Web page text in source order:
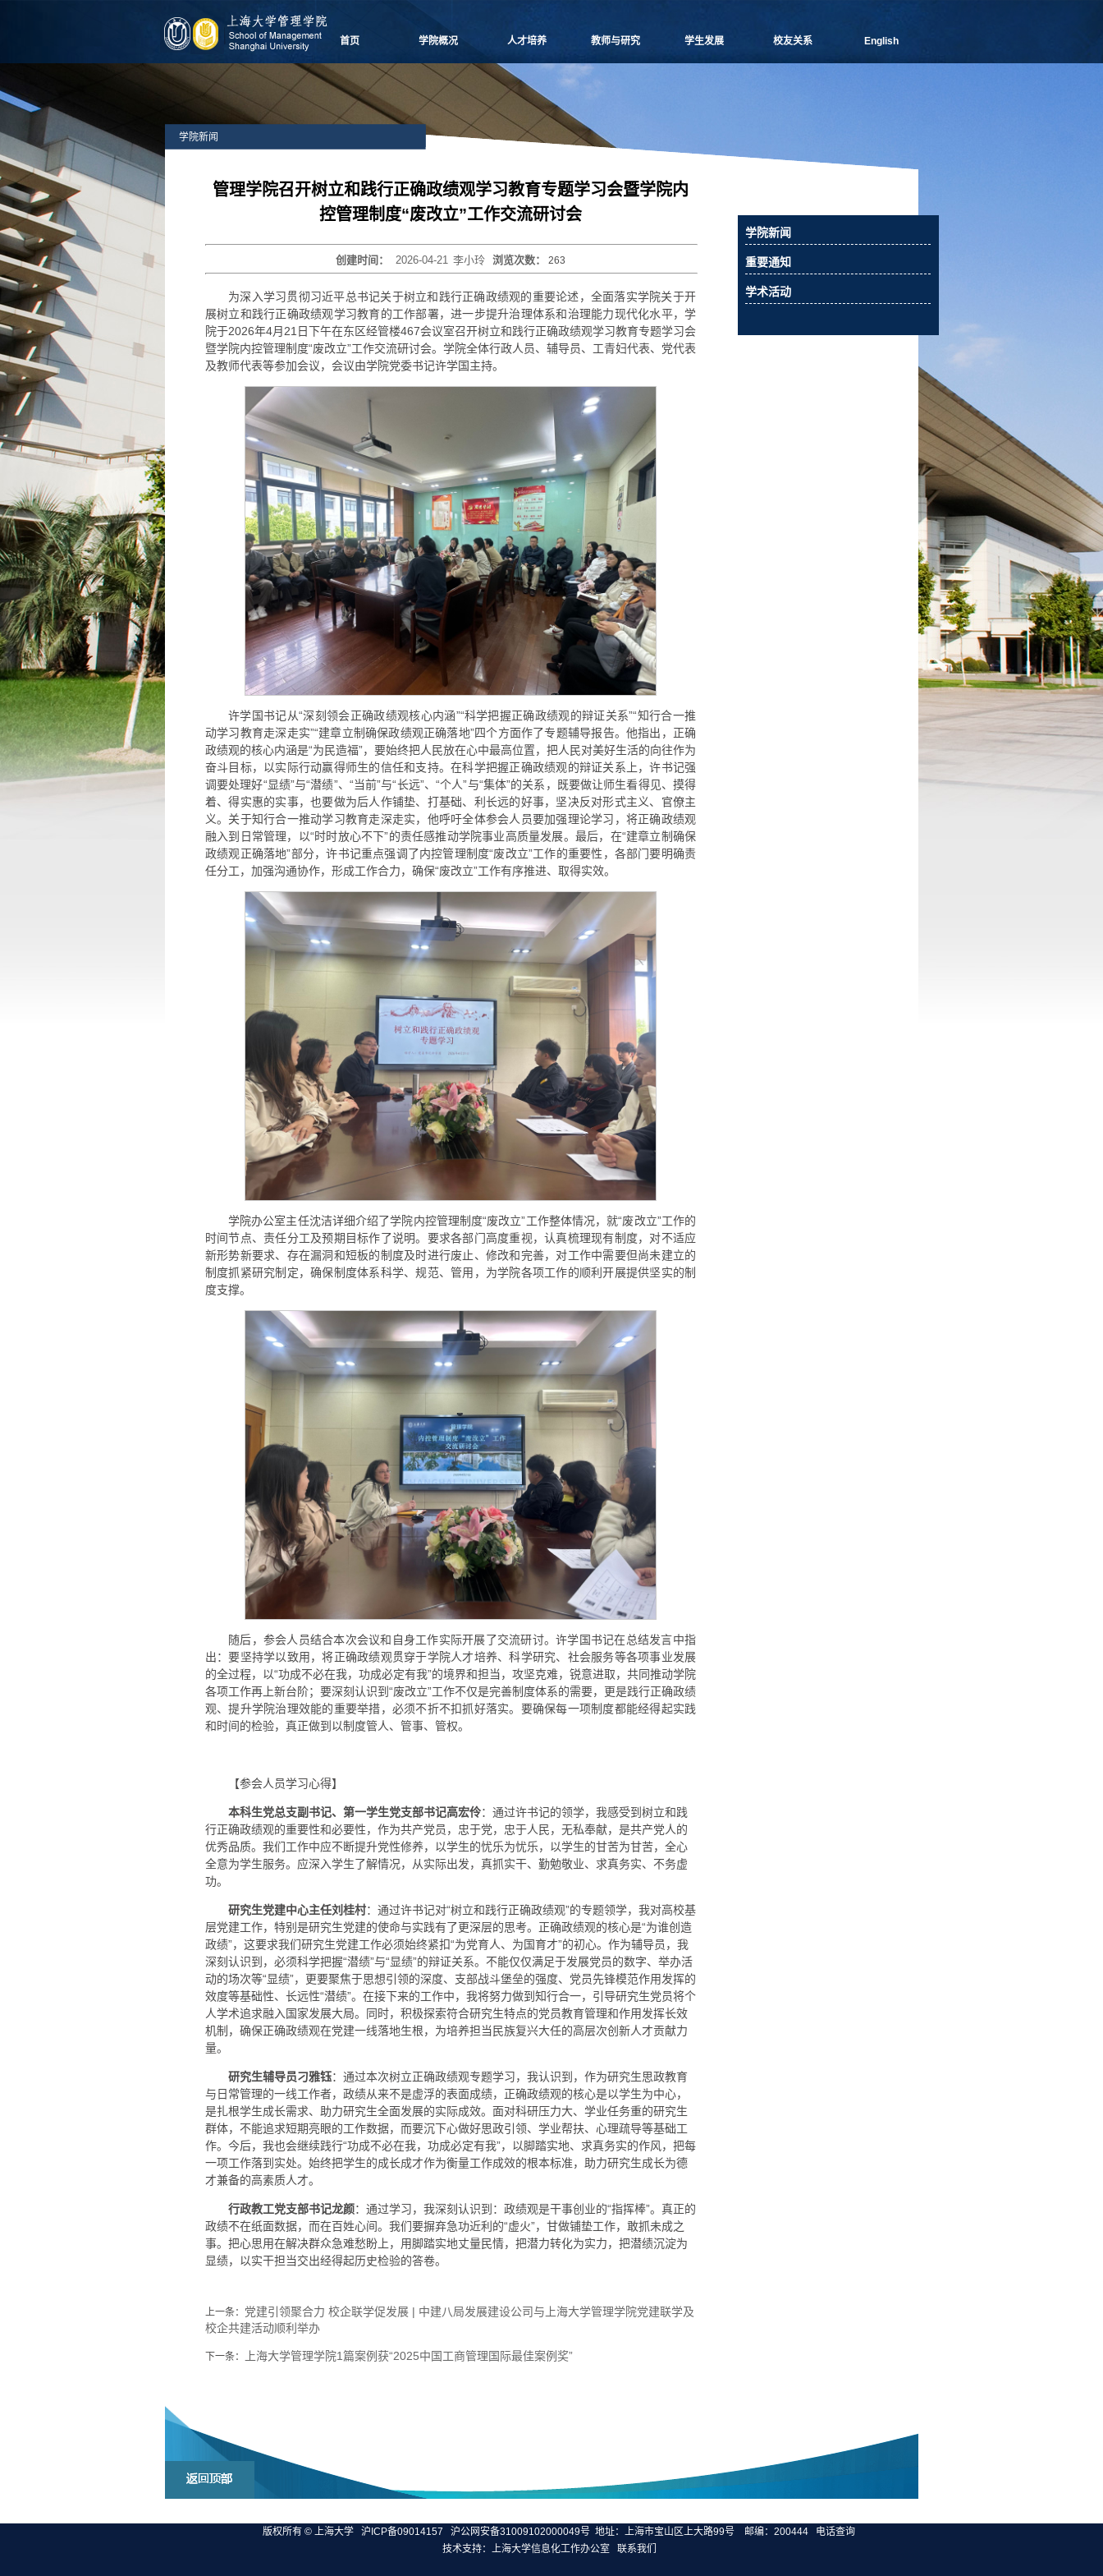
首页 学院概况
学院愿景
院长致辞
学院介绍
党群组织
学系设置
学院制度
学院视频
学院宣传
人才培养
本科生教学
博士生教学
硕士生教学
MBA
物流工程
项目管理
工程管理
联合培养
高级培训
教师与研究
人事专栏
研究中心
科研项目
博士生导师
学生发展 校友关系
活动预告
相关下载
联系我们
English
学院新闻
管理学院召开树立和践行正确政绩观学习教育专题学习会暨学院内
控管理制度“废改立”工作交流研讨会
创建时间： 2026-04-21 李小玲 浏览次数： 263
为深入学习贯彻习近平总书记关于树立和践行正确政绩观的重要论述，全面落实学院关于开
展树立和践行正确政绩观学习教育的工作部署，进一步提升治理体系和治理能力现代化水平，学
院于2026年4月21日下午在东区经管楼467会议室召开树立和践行正确政绩观学习教育专题学习会
暨学院内控管理制度“废改立”工作交流研讨会。学院全体行政人员、辅导员、工青妇代表、党代表
及教师代表等参加会议，会议由学院党委书记许学国主持。
许学国书记从“深刻领会正确政绩观核心内涵”“科学把握正确政绩观的辩证关系”“知行合一推
动学习教育走深走实”“建章立制确保政绩观正确落地”四个方面作了专题辅导报告。他指出，正确
政绩观的核心内涵是“为民造福”，要始终把人民放在心中最高位置，把人民对美好生活的向往作为
奋斗目标，以实际行动赢得师生的信任和支持。在科学把握正确政绩观的辩证关系上，许书记强
调要处理好“显绩”与“潜绩”、“当前”与“长远”、“个人”与“集体”的关系，既要做让师生看得见、摸得
着、得实惠的实事，也要做为后人作铺垫、打基础、利长远的好事，坚决反对形式主义、官僚主
义。关于知行合一推动学习教育走深走实，他呼吁全体参会人员要加强理论学习，将正确政绩观
融入到日常管理，以“时时放心不下”的责任感推动学院事业高质量发展。最后，在“建章立制确保
政绩观正确落地”部分，许书记重点强调了内控管理制度“废改立”工作的重要性，各部门要明确责
任分工，加强沟通协作，形成工作合力，确保“废改立”工作有序推进、取得实效。
学院办公室主任沈洁详细介绍了学院内控管理制度“废改立”工作整体情况，就“废改立”工作的
时间节点、责任分工及预期目标作了说明。要求各部门高度重视，认真梳理现有制度，对不适应
新形势新要求、存在漏洞和短板的制度及时进行废止、修改和完善，对工作中需要但尚未建立的
制度抓紧研究制定，确保制度体系科学、规范、管用，为学院各项工作的顺利开展提供坚实的制
度支撑。
随后，参会人员结合本次会议和自身工作实际开展了交流研讨。许学国书记在总结发言中指
出：要坚持学以致用，将正确政绩观贯穿于学院人才培养、科学研究、社会服务等各项事业发展
的全过程，以“功成不必在我，功成必定有我”的境界和担当，攻坚克难，锐意进取，共同推动学院
各项工作再上新台阶；要深刻认识到“废改立”工作不仅是完善制度体系的需要，更是践行正确政绩
观、提升学院治理效能的重要举措，必须不折不扣抓好落实。要确保每一项制度都能经得起实践
和时间的检验，真正做到以制度管人、管事、管权。
【参会人员学习心得】
本科生党总支副书记、第一学生党支部书记高宏伶：通过许书记的领学，我感受到树立和践
行正确政绩观的重要性和必要性，作为共产党员，忠于党，忠于人民，无私奉献，是共产党人的
优秀品质。我们工作中应不断提升党性修养，以学生的忧乐为忧乐，以学生的甘苦为甘苦，全心
全意为学生服务。应深入学生了解情况，从实际出发，真抓实干、勤勉敬业、求真务实、不务虚
功。
研究生党建中心主任刘桂村：通过许书记对“树立和践行正确政绩观”的专题领学，我对高校基
层党建工作，特别是研究生党建的使命与实践有了更深层的思考。正确政绩观的核心是“为谁创造
政绩”，这要求我们研究生党建工作必须始终紧扣“为党育人、为国育才”的初心。作为辅导员，我
深刻认识到，必须科学把握“潜绩”与“显绩”的辩证关系。不能仅仅满足于发展党员的数字、举办活
动的场次等“显绩”，更要聚焦于思想引领的深度、支部战斗堡垒的强度、党员先锋模范作用发挥的
效度等基础性、长远性“潜绩”。在接下来的工作中，我将努力做到知行合一，引导研究生党员将个
人学术追求融入国家发展大局。同时，积极探索符合研究生特点的党员教育管理和作用发挥长效
机制，确保正确政绩观在党建一线落地生根，为培养担当民族复兴大任的高层次创新人才贡献力
量。
研究生辅导员刁雅钰：通过本次树立正确政绩观专题学习，我认识到，作为研究生思政教育
与日常管理的一线工作者，政绩从来不是虚浮的表面成绩，正确政绩观的核心是以学生为中心，
是扎根学生成长需求、助力研究生全面发展的实际成效。面对科研压力大、学业任务重的研究生
群体，不能追求短期亮眼的工作数据，而要沉下心做好思政引领、学业帮扶、心理疏导等基础工
作。今后，我也会继续践行“功成不必在我，功成必定有我”，以脚踏实地、求真务实的作风，把每
一项工作落到实处。始终把学生的成长成才作为衡量工作成效的根本标准，助力研究生成长为德
才兼备的高素质人才。
行政教工党支部书记龙颜：通过学习，我深刻认识到：政绩观是干事创业的“指挥棒”。真正的
政绩不在纸面数据，而在百姓心间。我们要摒弃急功近利的“虚火”，甘做铺垫工作，敢抓未成之
事。把心思用在解决群众急难愁盼上，用脚踏实地丈量民情，把潜力转化为实力，把潜绩沉淀为
显绩，以实干担当交出经得起历史检验的答卷。
上一条： 党建引领聚合力 校企联学促发展 | 中建八局发展建设公司与上海大学管理学院党建联学及
校企共建活动顺利举办
下一条： 上海大学管理学院1篇案例获“2025中国工商管理国际最佳案例奖”
学院新闻
重要通知
学术活动
版权所有 © 上海大学 沪ICP备09014157 沪公网安备31009102000049号 地址：上海市宝山区上大路99号 邮编：200444 电话查询
技术支持： 上海大学信息化工作办公室 联系我们